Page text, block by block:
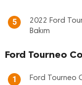
5
2022 Ford
Bakım
Ford Tourneo
1 Ford Tourneo